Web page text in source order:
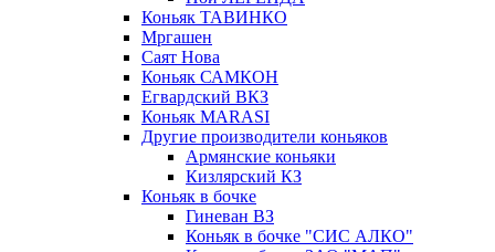
Коньяк ТАВИНКО
Мргашен
Саят Нова
Коньяк САМКОН
Егвардский ВКЗ
Коньяк MARASI
Другие производители коньяков
Армянские коньяки
Кизлярский КЗ
Коньяк в бочке
Гиневан ВЗ
Коньяк в бочке "СИС АЛКО"